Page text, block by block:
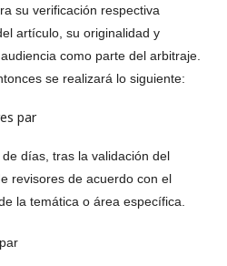
su verificación respectiva
artículo, su originalidad y
como parte del arbitraje.
se realizará lo siguiente:
par
días, tras la validación del
revisores de acuerdo con el
la temática o área específica.